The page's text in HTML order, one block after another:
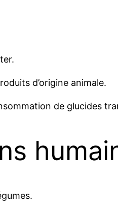
d’origine animale.
de glucides